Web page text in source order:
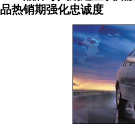
品热销期强化忠诚度